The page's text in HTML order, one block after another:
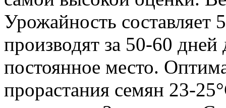
Урожайность составляет
производят за 50-60
постоянное место.
прорастания семян 23-